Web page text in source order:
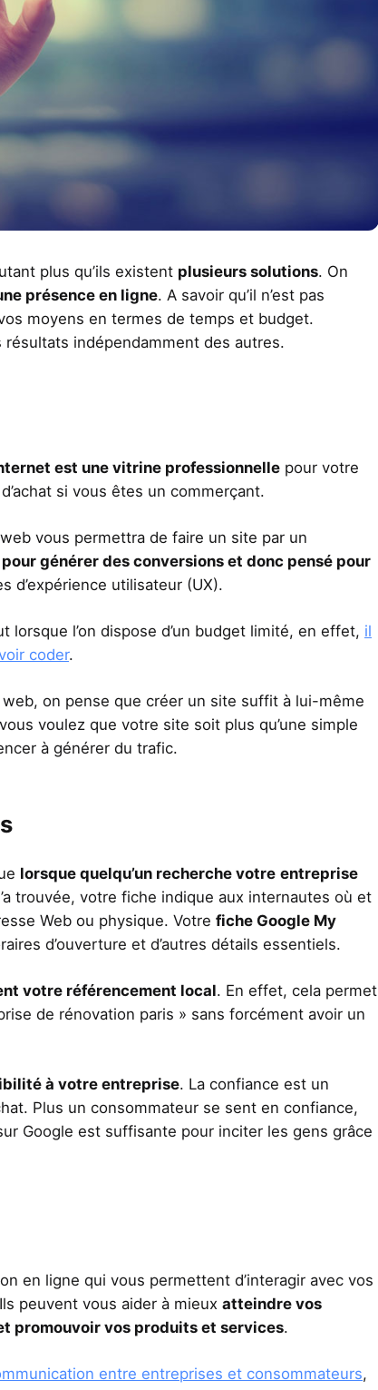
plus qu’ils existent plusieurs solutions. On
présence en ligne. A savoir qu’il n’est pas
moyens en termes de temps et budget.
indépendamment des autres.
est une vitrine professionnelle pour votre
si vous êtes un commerçant.
vous permettra de faire un site par un
générer des conversions et donc pensé pour
d’expérience utilisateur (UX).
l’on dispose d’un budget limité, en effet, il
coder.
on pense que créer un site suffit à lui-même
voulez que votre site soit plus qu’une simple
à générer du trafic.
lorsque quelqu’un recherche votre entreprise
trouvée, votre fiche indique aux internautes où et
Web ou physique. Votre fiche Google My
d’ouverture et d’autres détails essentiels.
votre référencement local. En effet, cela permet
de rénovation paris » sans forcément avoir un
à votre entreprise. La confiance est un
Plus un consommateur se sent en confiance,
Google est suffisante pour inciter les gens grâce
en ligne qui vous permettent d’interagir avec vos
peuvent vous aider à mieux atteindre vos
promouvoir vos produits et services.
entre entreprises et consommateurs,